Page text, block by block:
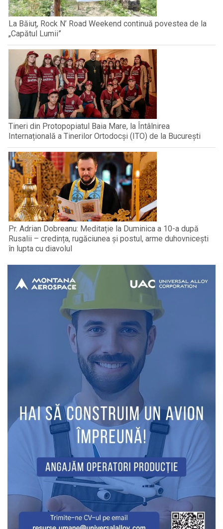
La Băiuț, Rock N’ Road Weekend continuă povestea de la
„Capătul Lumii”
Tineri din Protopopiatul Baia Mare, la Întâlnirea
Internațională a Tinerilor Ortodocși (ITO) de la București
Pr. Adrian Dobreanu: Meditație la Duminica a 10-a după
Rusalii – credința, rugăciunea și postul, arme duhovnicești
în lupta cu diavolul